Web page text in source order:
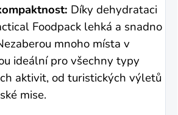
Díky dehydrataci
Foodpack lehká a snadno
mnoho místa v
ideální pro všechny typy
aktivit, od turistických výletů
mise.